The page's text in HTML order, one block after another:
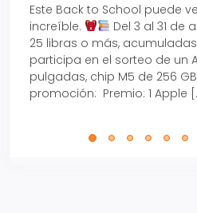
Este Back to School puede
increíble.
Del 3 al 31 de
25 libras o más,
participa en el sorteo de un
pulgadas, chip M5 de 256
promoción: Premio: 1 Apple